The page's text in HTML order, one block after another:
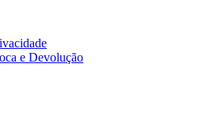
e Devolução